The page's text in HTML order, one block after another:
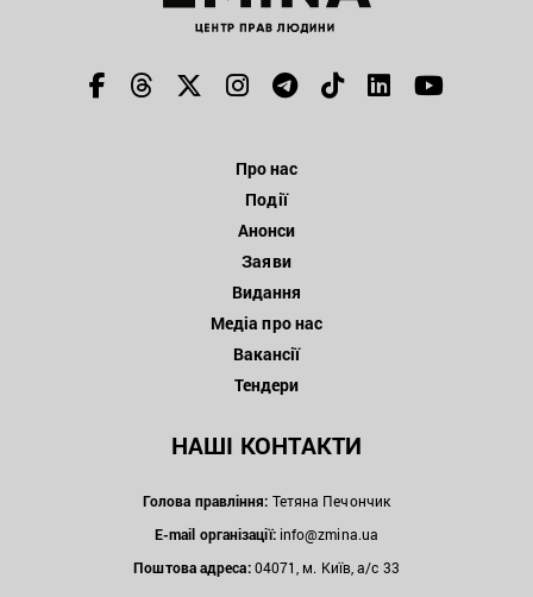
Про нас
Події
Анонси
Заяви
Видання
Медіа про нас
Вакансії
Тендери
НАШІ КОНТАКТИ
Голова правління: Тетяна Печончик
E-mail організації: info@zmina.ua
Поштова адреса:04071, м. Київ, а/с 33